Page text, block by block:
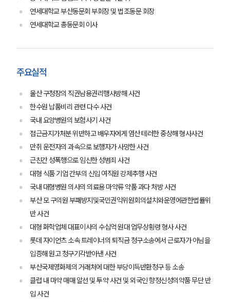
연세대학교 부산동문회 부회장 및 법조동문 회장
연세대학교 총동문회 이사
주요실적
울산 구청장의 직권남용권리행사방해 사건
한수원 납품비리 관련 다수 사건
국내 요양병원의 보험사기 사건
접근금지가처분 위반하고 배우자에게 염산 테러한 중상해 형사사건
만취 운전자의 과속으로 보행자가 사망한 사건
근친간 성폭행으로 임신한 성범죄 사건
대형 식품 기업 간부의 신입 여직원 강제추행 사건
국내 대형병원 의사의 의료용 마약류 약품 과다 처방 사건
부산 모 구의원 부패방지및국민권익위원회의설치와운영에관한법률위
반 사건
대형 화학업체 대표이사의 수십억 원대 업무상횡령 형사 사건
롯데 자이언츠 소속 트레이너의 퇴직금 청구소송에서 근로자가 아님을
입증해 원고 청구기각받아낸 사건
부산국제영화제의 거래처에 대한 부당이득반환청구 등 소송
클럽 내 마약 매매 알선 및 투약 사건 및 외국인 향정신성의약품 무단 반
입 사건